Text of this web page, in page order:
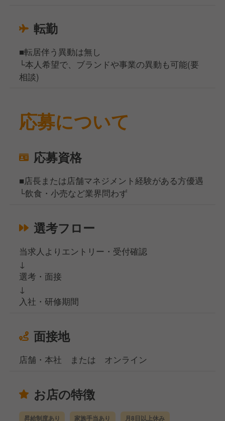
転勤
■転居伴う異動は無し
└本人希望で、ブランドや事業の異動も可能(要
相談)
応募について
応募資格
■店長または店舗マネジメント経験がある方優遇
└飲食・小売など業界問わず
選考フロー
当求人よりエントリー・受付確認
↓
選考・面接
↓
入社・研修期間
面接地
店舗・本社 または オンライン
お店の特徴
昇給制度あり 家族手当あり 月8日以上休み